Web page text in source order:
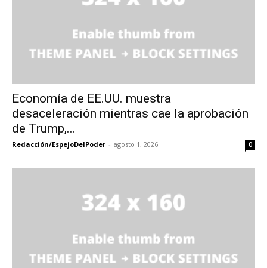
Economía de EE.UU. muestra
desaceleración mientras cae la aprobación
de Trump,...
Redacción/EspejoDelPoder - agosto 1, 2026 0